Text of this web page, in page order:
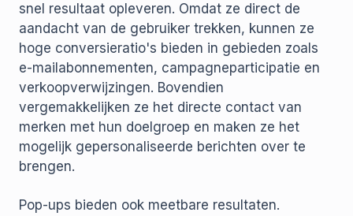
snel resultaat opleveren. Omdat ze direct de
aandacht van de gebruiker trekken, kunnen ze
hoge conversieratio's bieden in gebieden zoals
e-mailabonnementen, campagneparticipatie en
verkoopverwijzingen. Bovendien
vergemakkelijken ze het directe contact van
merken met hun doelgroep en maken ze het
mogelijk gepersonaliseerde berichten over te
brengen.
Pop-ups bieden ook meetbare resultaten.